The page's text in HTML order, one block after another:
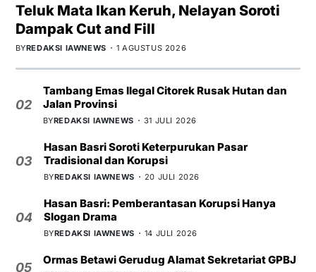
Teluk Mata Ikan Keruh, Nelayan Soroti
Dampak Cut and Fill
BYREDAKSI IAWNEWS 1 AGUSTUS 2026
02
Tambang Emas Ilegal Citorek Rusak Hutan dan
Jalan Provinsi
BYREDAKSI IAWNEWS 31 JULI 2026
03
Hasan Basri Soroti Keterpurukan Pasar
Tradisional dan Korupsi
BYREDAKSI IAWNEWS 20 JULI 2026
04
Hasan Basri: Pemberantasan Korupsi Hanya
Slogan Drama
BYREDAKSI IAWNEWS 14 JULI 2026
05
Ormas Betawi Gerudug Alamat Sekretariat GPBJ